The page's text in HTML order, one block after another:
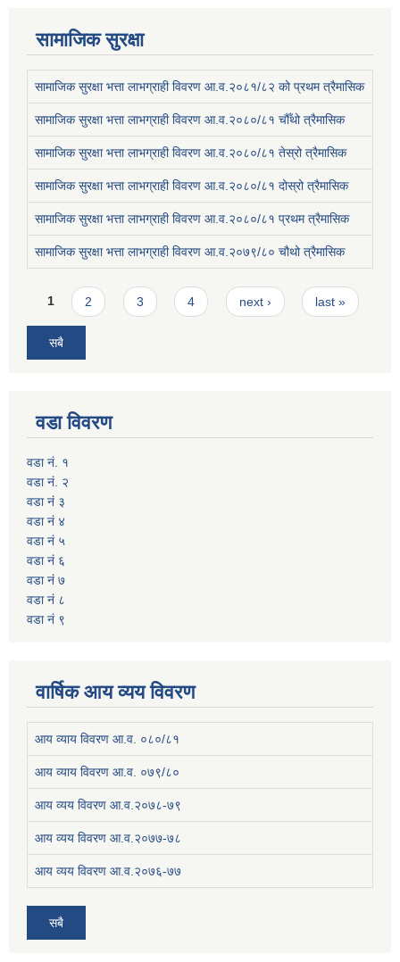
सामाजिक सुरक्षा
सामाजिक सुरक्षा भत्ता लाभग्राही विवरण आ.व.२०८१/८२ को प्रथम त्रैमासिक
सामाजिक सुरक्षा भत्ता लाभग्राही विवरण आ.व.२०८०/८१ चौँथो त्रैमासिक
सामाजिक सुरक्षा भत्ता लाभग्राही विवरण आ.व.२०८०/८१ तेस्रो त्रैमासिक
सामाजिक सुरक्षा भत्ता लाभग्राही विवरण आ.व.२०८०/८१ दोस्रो त्रैमासिक
सामाजिक सुरक्षा भत्ता लाभग्राही विवरण आ.व.२०८०/८१ प्रथम त्रैमासिक
सामाजिक सुरक्षा भत्ता लाभग्राही विवरण आ.व.२०७९/८० चौथो त्रैमासिक
Pages
1 2 3 4 next › last »
सबै
वडा विवरण
वडा नं. १
वडा नं. २
वडा नं ३
वडा नं ४
वडा नं ५
वडा नं ६
वडा नं ७
वडा नं ८
वडा नं ९
वार्षिक आय व्यय विवरण
आय व्याय विवरण आ.व. ०८०/८१
आय व्याय विवरण आ.व. ०७९/८०
आय व्यय विवरण आ.व.२०७८-७९
आय व्यय विवरण आ.व.२०७७-७८
आय व्यय विवरण आ.व.२०७६-७७
सबै